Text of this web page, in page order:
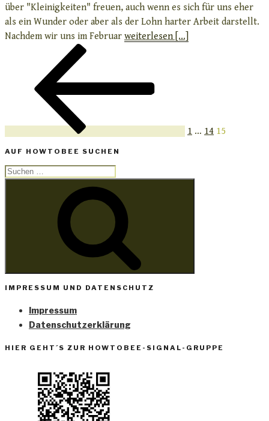
über "Kleinigkeiten" freuen, auch wenn es sich für uns eher
als ein Wunder oder aber als der Lohn harter Arbeit darstellt.
Nachdem wir uns im Februar weiterlesen [...]
Seitennummerierung
Beiträge
1 … 14 15
AUF HOWTOBEE SUCHEN
Suchen
IMPRESSUM UND DATENSCHUTZ
Impressum
Datenschutzerklärung
HIER GEHT´S ZUR HOWTOBEE-SIGNAL-GRUPPE